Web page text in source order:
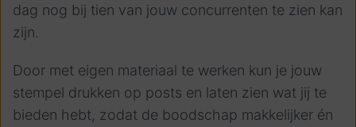
dag nog bij tien van jouw concurrenten te zien kan
zijn.
Door met eigen materiaal te werken kun je jouw
stempel drukken op posts en laten zien wat jij te
bieden hebt, zodat de boodschap makkelijker én